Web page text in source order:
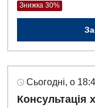
Знижка 30%
Сьогодні, о
Консультація